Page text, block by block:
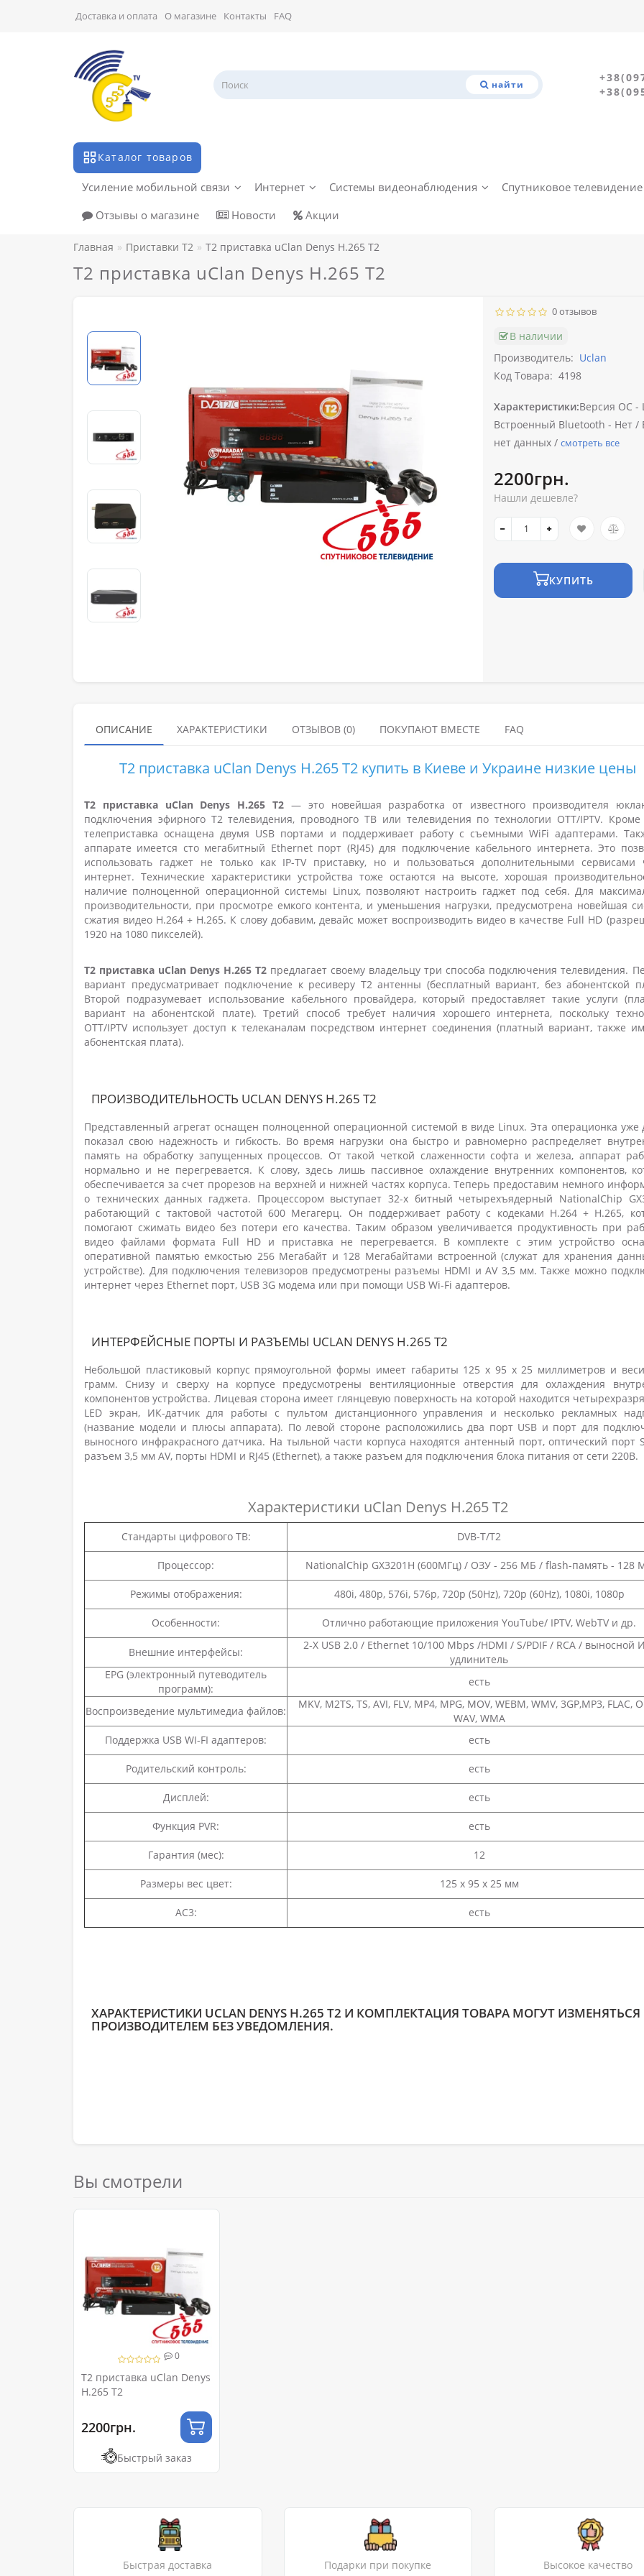
Доставка и оплата О магазине Контакты FAQ
найти
Каталог товаров
Усиление мобильной связи Интернет Системы видеонаблюдения Спутниковое телевидение
Отзывы о магазине
Новости Акции
Главная Приставки Т2 T2 приставка uClan Denys H.265 T2
T2 приставка uClan Denys H.265 T2
0 отзывов
В наличии
Производитель: Uclan
Код Товара: 4198
Характеристики:Версия ОС -
Встроенный Bluetooth - Нет /
нет данных / смотреть все
2200грн.
Нашли дешевле?
КУПИТЬ
ОПИСАНИЕ ХАРАКТЕРИСТИКИ ОТЗЫВОВ (0) ПОКУПАЮТ ВМЕСТЕ FAQ
T2 приставка uClan Denys H.265 T2 купить в Киеве и Украине низкие цены
T2 приставка uClan Denys H.265 T2 — это новейшая разработка от известного производителя
подключения эфирного Т2 телевидения, проводного ТВ или телевидения по технологии OTT/IPTV. Кроме
телеприставка оснащена двумя USB портами и поддерживает работу с съемными WiFi адаптерами.
аппарате имеется сто мегабитный Ethernet порт (RJ45) для подключение кабельного интернета. Это
использовать гаджет не только как IP-TV приставку, но и пользоваться дополнительными сервисами
интернет. Технические характеристики устройства тоже остаются на высоте, хорошая
наличие полноценной операционной системы Linux, позволяют настроить гаджет под себя. Для
производительности, при просмотре емкого контента, и уменьшения нагрузки, предусмотрена новейшая
сжатия видео H.264 + H.265. К слову добавим, девайс может воспроизводить видео в качестве Full HD
1920 на 1080 пикселей).
T2 приставка uClan Denys H.265 T2 предлагает своему владельцу три способа подключения телевидения.
вариант предусматривает подключение к ресиверу Т2 антенны (бесплатный вариант, без абонентской
Второй подразумевает использование кабельного провайдера, который предоставляет такие услуги
вариант на абонентской плате). Третий способ требует наличия хорошего интернета, поскольку
OTT/IPTV использует доступ к телеканалам посредством интернет соединения (платный вариант, также
абонентская плата).
ПРОИЗВОДИТЕЛЬНОСТЬ UCLAN DENYS H.265 T2
Представленный агрегат оснащен полноценной операционной системой в виде Linux. Эта операционка уже
показал свою надежность и гибкость. Во время нагрузки она быстро и равномерно распределяет
память на обработку запущенных процессов. От такой четкой слаженности софта и железа, аппарат
нормально и не перегревается. К слову, здесь лишь пассивное охлаждение внутренних компонентов,
обеспечивается за счет прорезов на верхней и нижней частях корпуса. Теперь предоставим немного
о технических данных гаджета. Процессором выступает 32-х битный четырехъядерный NationalChip
работающий с тактовой частотой 600 Мегагерц. Он поддерживает работу с кодеками H.264 + H.265,
помогают сжимать видео без потери его качества. Таким образом увеличивается продуктивность при
видео файлами формата Full HD и приставка не перегревается. В комплекте с этим устройство
оперативной памятью емкостью 256 Мегабайт и 128 Мегабайтами встроенной (служат для хранения
устройстве). Для подключения телевизоров предусмотрены разъемы HDMI и AV 3,5 мм. Также можно
интернет через Ethernet порт, USB 3G модема или при помощи USB Wi-Fi адаптеров.
ИНТЕРФЕЙСНЫЕ ПОРТЫ И РАЗЪЕМЫ UCLAN DENYS H.265 T2
Небольшой пластиковый корпус прямоугольной формы имеет габариты 125 х 95 х 25 миллиметров и
грамм. Снизу и сверху на корпусе предусмотрены вентиляционные отверстия для охлаждения
компонентов устройства. Лицевая сторона имеет глянцевую поверхность на которой находится
LED экран, ИК-датчик для работы с пультом дистанционного управления и несколько рекламных
(название модели и плюсы аппарата). По левой стороне расположились два порт USB и порт для
выносного инфракрасного датчика. На тыльной части корпуса находятся антенный порт, оптический порт
разъем 3,5 мм AV, порты HDMI и RJ45 (Ethernet), а также разъем для подключения блока питания от сети 220В.
Характеристики uClan Denys H.265 T2
Стандарты цифрового ТВ: DVB-T/T2
Процессор: NationalChip GX3201H (600МГц) / ОЗУ - 256 МБ / flash-память - 128
Режимы отображения: 480i, 480p, 576i, 576p, 720p (50Hz), 720p (60Hz), 1080i, 1080p
Особенности: Отлично работающие приложения YouTube/ IPTV, WebTV и др.
Внешние интерфейсы:
2-Х USB 2.0 / Ethernet 10/100 Mbps /HDMI / S/PDIF / RCA / выносной
удлинитель
EPG (электронный путеводитель
программ):
есть
Воспроизведение мультимедиа файлов:
MKV, M2TS, TS, AVI, FLV, MP4, MPG, MOV, WEBM, WMV, 3GP,MP3, FLAC,
WAV, WMA
Поддержка USB WI-FI адаптеров:
есть
Родительский контроль: есть
Дисплей: есть
Функция PVR: есть
Гарантия (мес): 12
Размеры вес цвет: 125 х 95 х 25 мм
АС3: есть
ХАРАКТЕРИСТИКИ UCLAN DENYS H.265 T2 И КОМПЛЕКТАЦИЯ ТОВАРА МОГУТ ИЗМЕНЯТЬСЯ
ПРОИЗВОДИТЕЛЕМ БЕЗ УВЕДОМЛЕНИЯ.
Вы смотрели
0
T2 приставка uClan Denys
H.265 T2
2200грн.
Быстрый заказ
Быстрая доставка Подарки при покупке Высокое качество